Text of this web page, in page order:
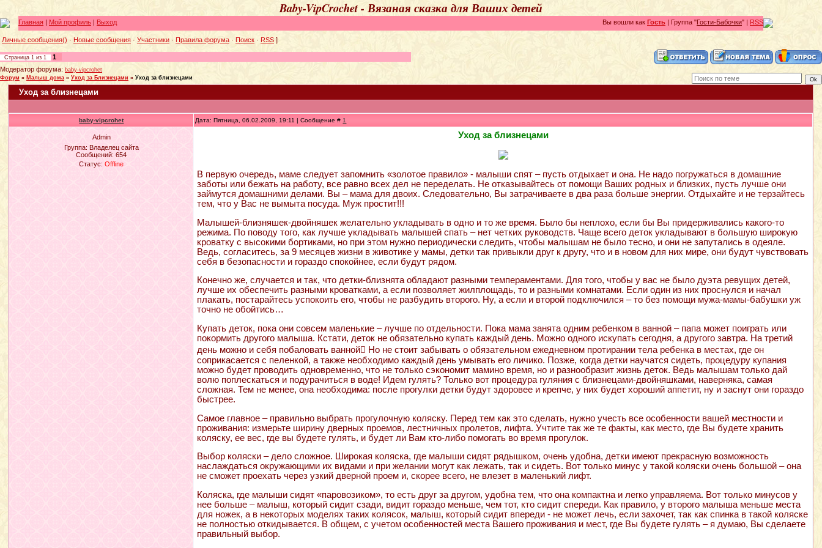
Baby-VipCrochet - Вязаная сказка для Ваших детей
Главная | Мой профиль | Выход Вы вошли как Гость | Группа "Гости-Бабочки" | RSS
Личные сообщения() · Новые сообщения · Участники · Правила форума · Поиск · RSS ]
Страница 1 из 1
1
Модератор форума: baby-vipcrohet
Форум » Малыш дома » Уход за Близнецами » Уход за близнецами
Уход за близнецами
baby-vipcrohet Дата: Пятница, 06.02.2009, 19:11 | Сообщение # 1
Admin
Группа: Владелец сайта
Сообщений:654
Статус:Offline
Уход за близнецами
В первую очередь, маме следует запомнить «золотое правило» - малыши спят – пусть отдыхает и она. Не надо погружаться в домашние
заботы или бежать на работу, все равно всех дел не переделать. Не отказывайтесь от помощи Ваших родных и близких, пусть лучше они
займутся домашними делами. Вы – мама для двоих. Следовательно, Вы затрачиваете в два раза больше энергии. Отдыхайте и не терзайтесь
тем, что у Вас не вымыта посуда. Муж простит!!!
Малышей-близняшек-двойняшек желательно укладывать в одно и то же время. Было бы неплохо, если бы Вы придерживались какого-то
режима. По поводу того, как лучше укладывать малышей спать – нет четких руководств. Чаще всего деток укладывают в большую широкую
кроватку с высокими бортиками, но при этом нужно периодически следить, чтобы малышам не было тесно, и они не запутались в одеяле.
Ведь, согласитесь, за 9 месяцев жизни в животике у мамы, детки так привыкли друг к другу, что и в новом для них мире, они будут чувствовать
себя в безопасности и гораздо спокойнее, если будут рядом.
Конечно же, случается и так, что детки-близнята обладают разными темпераментами. Для того, чтобы у вас не было дуэта ревущих детей,
лучше их обеспечить разными кроватками, а если позволяет жилплощадь, то и разными комнатами. Если один из них проснулся и начал
плакать, постарайтесь успокоить его, чтобы не разбудить второго. Ну, а если и второй подключился – то без помощи мужа-мамы-бабушки уж
точно не обойтись…
Купать деток, пока они совсем маленькие – лучше по отдельности. Пока мама занята одним ребенком в ванной – папа может поиграть или
покормить другого малыша. Кстати, деток не обязательно купать каждый день. Можно одного искупать сегодня, а другого завтра. На третий
день можно и себя побаловать ванной Но не стоит забывать о обязательном ежедневном протирании тела ребенка в местах, где он
соприкасается с пеленкой, а также необходимо каждый день умывать его личико. Позже, когда детки научатся сидеть, процедуру купания
можно будет проводить одновременно, что не только сэкономит мамино время, но и разнообразит жизнь деток. Ведь малышам только дай
волю поплескаться и подурачиться в воде! Идем гулять? Только вот процедура гуляния с близнецами-двойняшками, наверняка, самая
сложная. Тем не менее, она необходима: после прогулки детки будут здоровее и крепче, у них будет хороший аппетит, ну и заснут они гораздо
быстрее.
Самое главное – правильно выбрать прогулочную коляску. Перед тем как это сделать, нужно учесть все особенности вашей местности и
проживания: измерьте ширину дверных проемов, лестничных пролетов, лифта. Учтите так же те факты, как место, где Вы будете хранить
коляску, ее вес, где вы будете гулять, и будет ли Вам кто-либо помогать во время прогулок.
Выбор коляски – дело сложное. Широкая коляска, где малыши сидят рядышком, очень удобна, детки имеют прекрасную возможность
наслаждаться окружающими их видами и при желании могут как лежать, так и сидеть. Вот только минус у такой коляски очень большой – она
не сможет проехать через узкий дверной проем и, скорее всего, не влезет в маленький лифт.
Коляска, где малыши сидят «паровозиком», то есть друг за другом, удобна тем, что она компактна и легко управляема. Вот только минусов у
нее больше – малыш, который сидит сзади, видит гораздо меньше, чем тот, кто сидит спереди. Как правило, у второго малыша меньше места
для ножек, а в некоторых моделях таких колясок, малыш, который сидит впереди - не может лечь, если захочет, так как спинка в такой коляске
не полностью откидывается. В общем, с учетом особенностей места Вашего проживания и мест, где Вы будете гулять – я думаю, Вы сделаете
правильный выбор.